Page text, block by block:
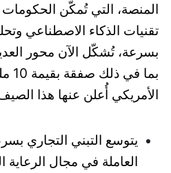
المنصة، التي تُمكّن
تقنيات الذكاء الاصطناعي
بسرعة، تُشكّل الآن محور
الأمريكي أُعلن عنها هذا
يتوسع التبني التجاري
العاملة في مجال الرعاية